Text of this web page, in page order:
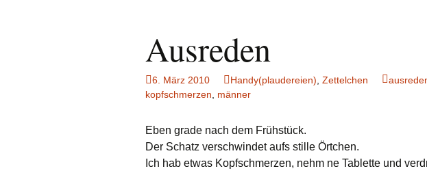
Ausreden
6. März 2010 Handy(plaudereien) Zettelchen
kopfschmerzen
männer
Eben grade nach dem Frühstück.
Der Schatz verschwindet aufs stille Örtchen.
Ich hab etwas Kopfschmerzen, nehm ne Tablette und